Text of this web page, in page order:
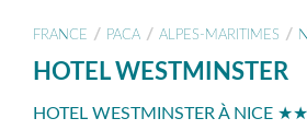
FRANCE / PACA / ALPES-MARITIMES /
HOTEL WESTMINSTER
HOTEL WESTMINSTER À NICE